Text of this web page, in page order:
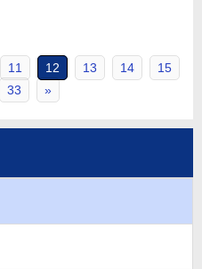
11 12 13 14
15
33 »